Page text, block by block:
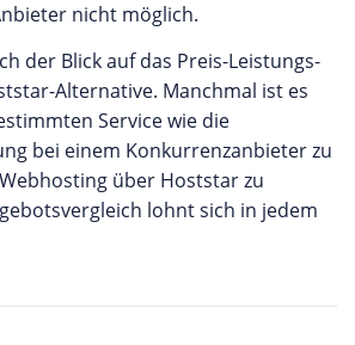
nicht möglich.
der Blick auf das Preis-Leistungs-
Alternative. Manchmal ist es
Service wie die
bei einem Konkurrenzanbieter zu
über Hoststar zu
lohnt sich in jedem